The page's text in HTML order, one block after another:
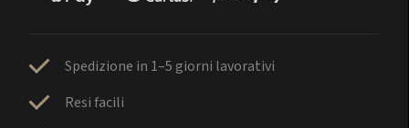
Spedizione in 1–5 giorni lavorativi
Resi facili